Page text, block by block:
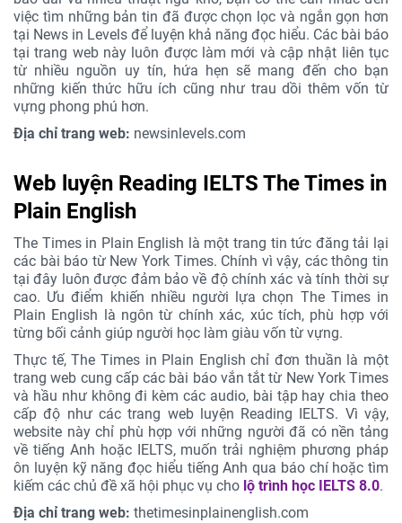
việc tìm những bản tin đã được chọn lọc và ngắn gọn hơn
tại News in Levels để luyện khả năng đọc hiểu. Các bài báo
tại trang web này luôn được làm mới và cập nhật liên tục
từ nhiều nguồn uy tín, hứa hẹn sẽ mang đến cho bạn
những kiến thức hữu ích cũng như trau dồi thêm vốn từ
vựng phong phú hơn.
Địa chỉ trang web: newsinlevels.com
Web luyện Reading IELTS The Times in
Plain English
The Times in Plain English là một trang tin tức đăng tải lại
các bài báo từ New York Times. Chính vì vậy, các thông tin
tại đây luôn được đảm bảo về độ chính xác và tính thời sự
cao. Ưu điểm khiến nhiều người lựa chọn The Times in
Plain English là ngôn từ chính xác, xúc tích, phù hợp với
từng bối cảnh giúp người học làm giàu vốn từ vựng.
Thực tế, The Times in Plain English chỉ đơn thuần là một
trang web cung cấp các bài báo vắn tắt từ New York Times
và hầu như không đi kèm các audio, bài tập hay chia theo
cấp độ như các trang web luyện Reading IELTS. Vì vậy,
website này chỉ phù hợp với những người đã có nền tảng
về tiếng Anh hoặc IELTS, muốn trải nghiệm phương pháp
ôn luyện kỹ năng đọc hiểu tiếng Anh qua báo chí hoặc tìm
kiếm các chủ đề xã hội phục vụ cho lộ trình học IELTS 8.0.
Địa chỉ trang web: thetimesinplainenglish.com